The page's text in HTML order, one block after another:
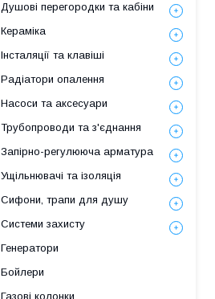
Душові перегородки та кабіни
Кераміка
Інсталяції та клавіші
Радіатори опалення
Насоси та аксесуари
Трубопроводи та з'єднання
Запірно-регулююча арматура
Ущільнювачі та ізоляція
Сифони, трапи для душу
Системи захисту
Генератори
Бойлери
Газові колонки